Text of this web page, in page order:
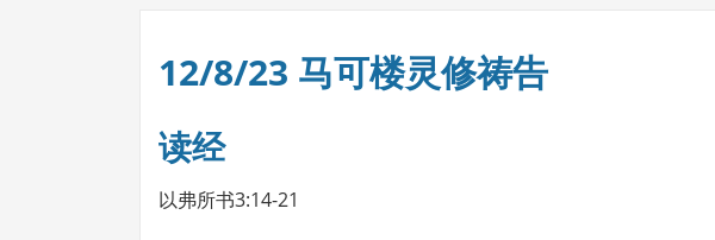
12/8/23 马可楼灵修祷告
读经
以弗所书3:14-21